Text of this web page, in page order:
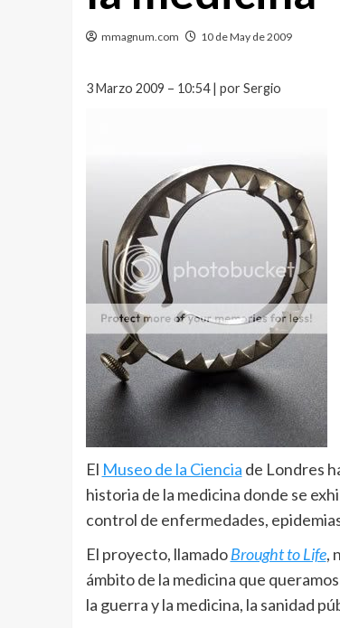
mmagnum.com 10 de May de 2009
3 Marzo 2009 – 10:54 | por Sergio
El Museo de la Ciencia de Londres
historia de la medicina donde se
control de enfermedades,
El proyecto, llamadoBrought to Life,
ámbito de la medicina que
la guerra y la medicina, la sanidad